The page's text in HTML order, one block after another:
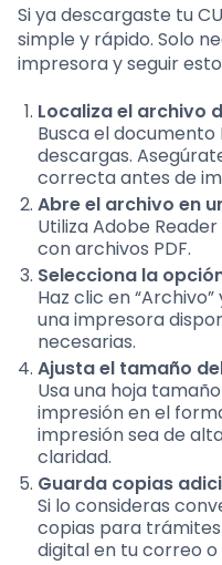
Si ya descargaste tu
simple y rápido. Solo
impresora y seguir
Localiza el archivo
Busca el
descargas.
correcta antes de
Abre el archivo en
Utiliza Adobe
con archivos PDF.
Selecciona la
Haz clic en
una impresora
necesarias.
Ajusta el tamaño
Usa una hoja
impresión en el
impresión sea de
claridad.
Guarda copias
Si lo consideras
copias para
digital en tu correo